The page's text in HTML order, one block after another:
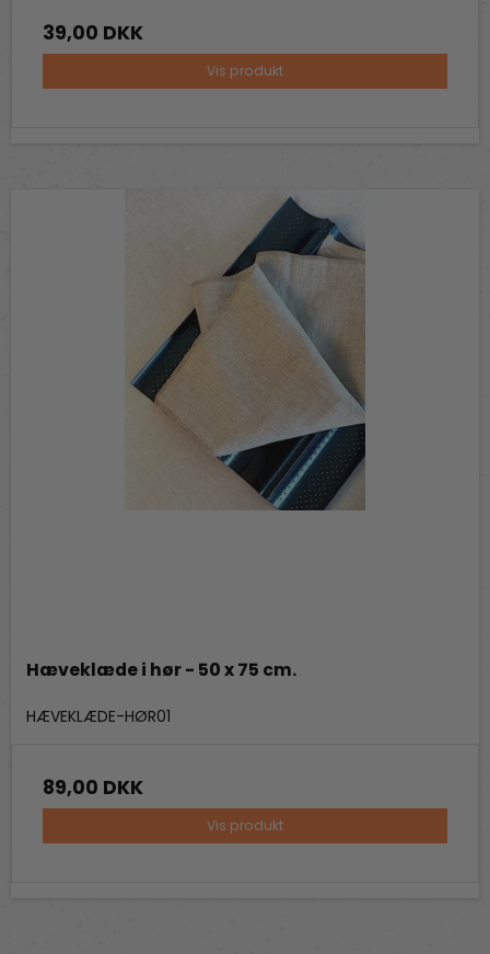
39,00 DKK
Vis produkt
Hæveklæde i hør - 50 x 75 cm.
HÆVEKLÆDE-HØR01
89,00 DKK
Vis produkt